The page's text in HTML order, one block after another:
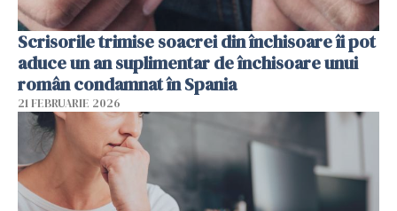
Scrisorile trimise soacrei din închisoare îi pot
aduce un an suplimentar de închisoare unui
român condamnat în Spania
21 FEBRUARIE 2026